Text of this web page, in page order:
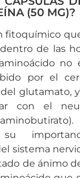
(50 MG)?
fitoquímico
de las
no
por el
glutamato,
con el
su
sistema
de ánimo